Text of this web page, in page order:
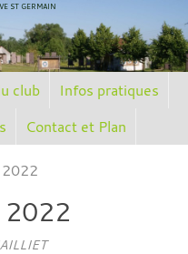
ST GERMAIN
club
Infos pratiques
Contact et Plan
2022
2022